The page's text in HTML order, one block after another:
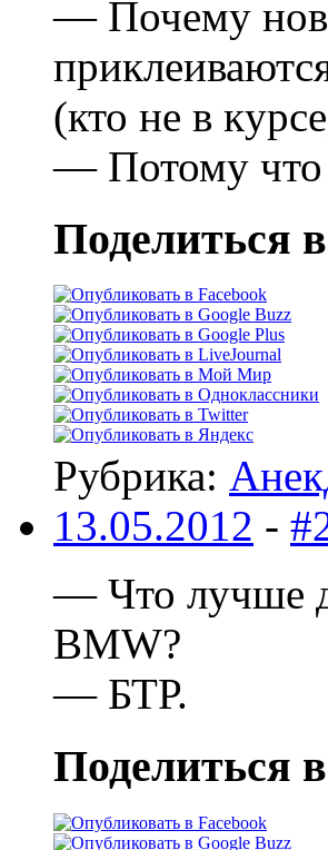
— Почемy
(кто не в
— Потомy что
Поделиться
Рубрика:
13.05.2012 -
— Что лучше
BMW?
— БТР.
Поделиться